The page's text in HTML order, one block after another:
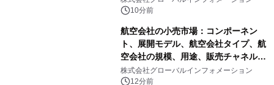
―2026年～2032年の世界市場予測
10分前
航空会社の小売市場：コンポーネン
ト、展開モデル、航空会社タイプ、航
空会社の規模、用途、販売チャネル別
―2026年～2032年の世界市場予測
株式会社グローバルインフォメーション
12分前